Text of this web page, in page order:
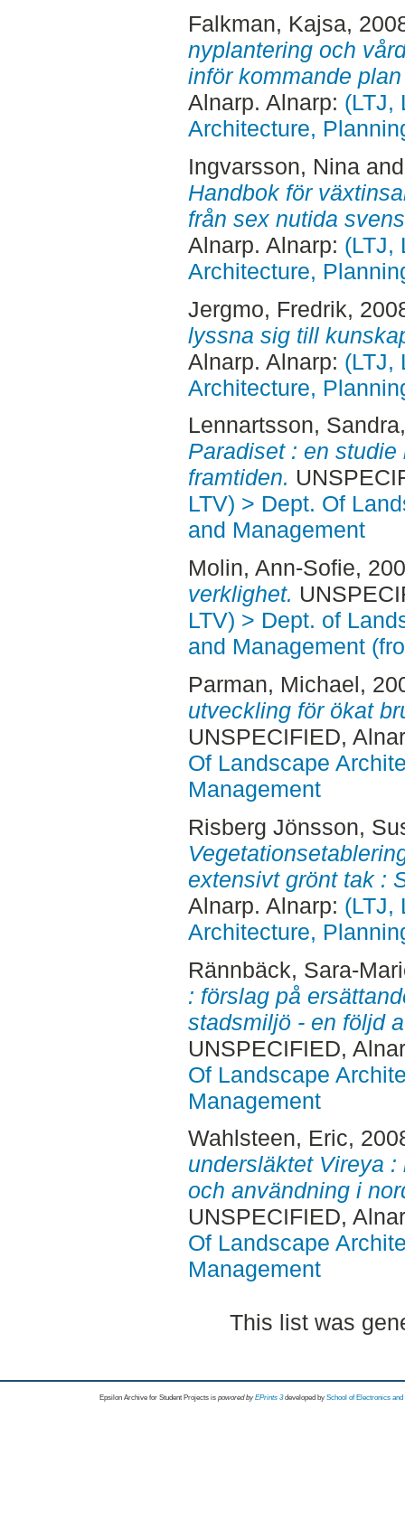
Falkman, Kajsa,
nyplantering och
inför kommande
Alnarp. Alnarp: (LTJ,
Architecture,
Ingvarsson, Nina
Handbok för
från sex nutida
Alnarp. Alnarp: (LTJ,
Architecture,
Jergmo, Fredrik,
lyssna sig till
Alnarp. Alnarp: (LTJ,
Architecture,
Lennartsson, Sandra
Paradiset : en
framtiden.
LTV) > Dept. Of
and Management
Molin, Ann-Sofie,
verklighet.
LTV) > Dept. of
and Management
Parman, Michael,
utveckling för ökat
UNSPECIFIED,
Of Landscape
Management
Risberg Jönsson,
extensivt grönt tak :
Alnarp. Alnarp: (LTJ,
Architecture,
Rännbäck, Sara-
: förslag på
stadsmiljö - en följd
UNSPECIFIED,
Of Landscape
Management
Wahlsteen, Eric,
undersläktet Vireya
och användning i
UNSPECIFIED,
Of Landscape
Management
This list was
Epsilon Archive for Student Projects is powored byEPrints 3 developed by School of Electronics